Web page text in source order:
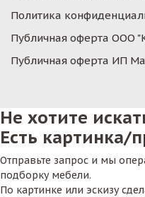
Политика
Публичная оферта ООО
Публичная оферта ИП
Не хотите
Есть картинка/
Отправьте запрос и мы
подборку мебели.
По картинке или эскизу